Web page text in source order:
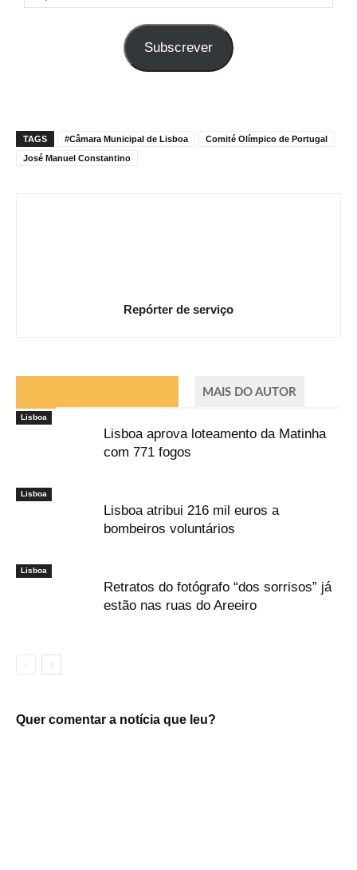
o
Subscrever
TAGS #Câmara Municipal de Lisboa
Comité Olímpico de Portugal
José Manuel Constantino
Repórter de serviço
MAIS DO AUTOR
Lisboa
Lisboa aprova loteamento da Matinha
com 771 fogos
Lisboa
Lisboa atribui 216 mil euros a
bombeiros voluntários
Lisboa
Retratos do fotógrafo “dos sorrisos” já
estão nas ruas do Areeiro
Quer comentar a notícia que leu?